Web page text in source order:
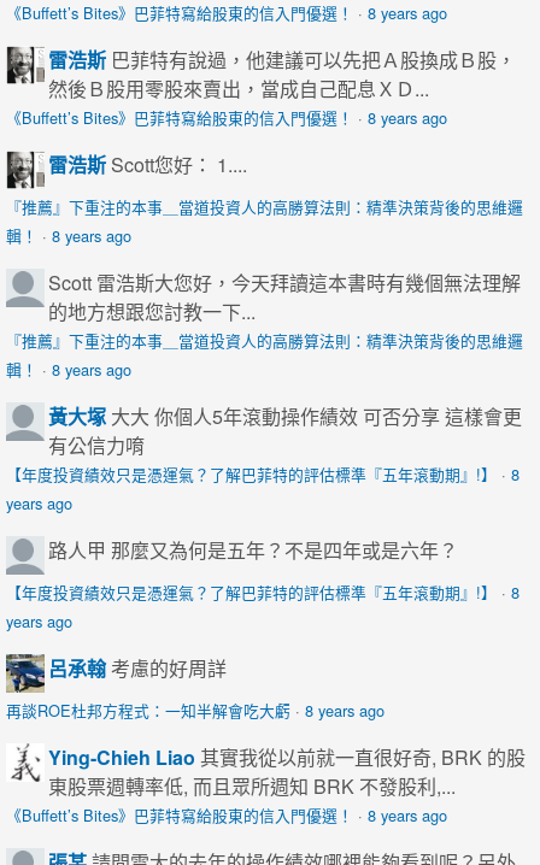
《Buffett’s Bites》巴菲特寫給股東的信入門優選！ · 8 years ago
雷浩斯 巴菲特有說過，他建議可以先把Ａ股換成Ｂ股，
然後Ｂ股用零股來賣出，當成自己配息ＸＤ...
《Buffett’s Bites》巴菲特寫給股東的信入門優選！ · 8 years ago
雷浩斯 Scott您好： 1....
『推薦』下重注的本事＿當道投資人的高勝算法則：精準決策背後的思維邏
輯！ · 8 years ago
Scott 雷浩斯大您好，今天拜讀這本書時有幾個無法理解
的地方想跟您討教一下...
『推薦』下重注的本事＿當道投資人的高勝算法則：精準決策背後的思維邏
輯！ · 8 years ago
黃大塚 大大 你個人5年滾動操作績效 可否分享 這樣會更
有公信力唷
【年度投資績效只是憑運氣？了解巴菲特的評估標準『五年滾動期』!】 · 8
years ago
路人甲 那麼又為何是五年？不是四年或是六年？
【年度投資績效只是憑運氣？了解巴菲特的評估標準『五年滾動期』!】 · 8
years ago
呂承翰考慮的好周詳
再談ROE杜邦方程式：一知半解會吃大虧 · 8 years ago
Ying-Chieh Liao 其實我從以前就一直很好奇, BRK 的股
東股票週轉率低, 而且眾所週知 BRK 不發股利,...
《Buffett’s Bites》巴菲特寫給股東的信入門優選！ · 8 years ago